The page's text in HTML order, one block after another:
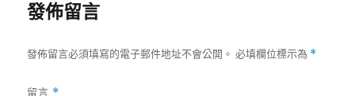
發佈留言
發佈留言必須填寫的電子郵件地址不會公開。 必填欄位標示為 *
留言 *